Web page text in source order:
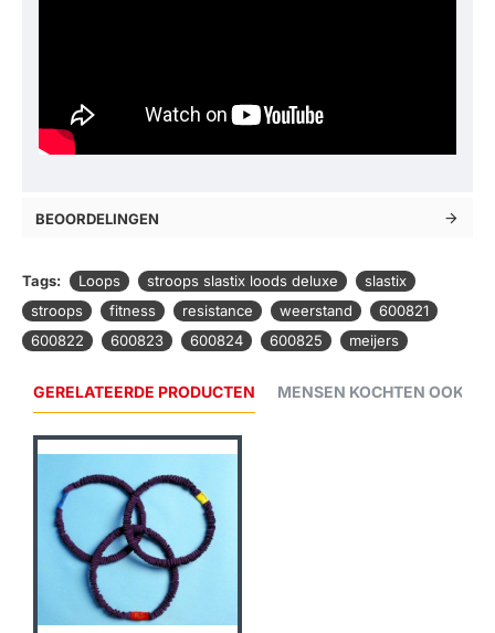
BEOORDELINGEN
Tags: Loops stroops slastix loods deluxe
slastix
stroops
fitness resistance weerstand
600821
600822
600823 600824 600825 meijers
GERELATEERDE PRODUCTEN MENSEN KOCHTEN OOK...